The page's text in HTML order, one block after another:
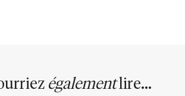
égalementlire...